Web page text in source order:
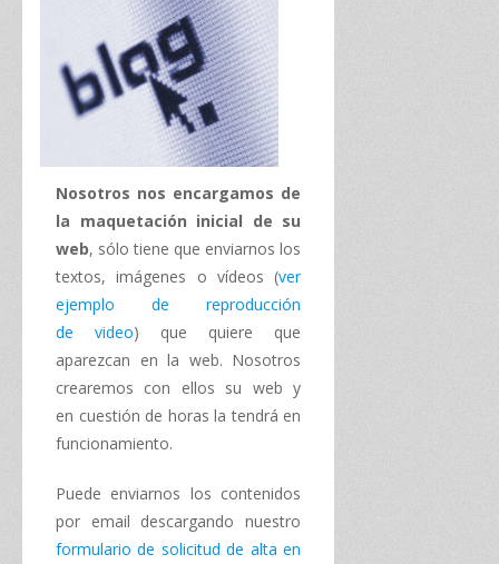
Nosotros nos encargamos de
la maquetación inicial de su
web, sólo tiene que enviarnos los
textos, imágenes o vídeos (ver
ejemplo de reproducción
de video) que quiere que
aparezcan en la web. Nosotros
crearemos con ellos su web y
en cuestión de horas la tendrá en
funcionamiento.
Puede enviarnos los contenidos
por email descargando nuestro
formulario de solicitudde alta en